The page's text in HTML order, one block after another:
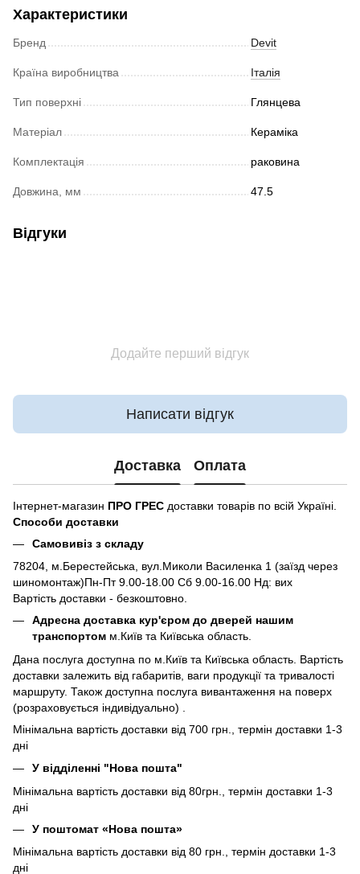
Характеристики
Бренд Devit
Країна виробництва Італія
Тип поверхні Глянцева
Матеріал Кераміка
Комплектація раковина
Довжина, мм 47.5
Відгуки
Додайте перший відгук
Написати відгук
Доставка Оплата
Інтернет-магазин ПРО ГРЕС доставки товарів по всій Україні.
Способи доставки
Самовивіз з складу
78204, м.Берестейська, вул.Миколи Василенка 1 (заїзд через
шиномонтаж)Пн-Пт 9.00-18.00 Сб 9.00-16.00 Нд: вих
Вартість доставки - безкоштовно.
Адресна доставка кур'єром до дверей нашим
транспортом м.Київ та Київська область.
Дана послуга доступна по м.Київ та Київська область. Вартість
доставки залежить від габаритів, ваги продукції та тривалості
маршруту. Також доступна послуга вивантаження на поверх
(розраховується індивідуально) .
Мінімальна вартість доставки від 700 грн., термін доставки 1-3
дні
У відділенні "Нова пошта"
Мінімальна вартість доставки від 80грн., термін доставки 1-3
дні
У поштомат «Нова пошта»
Мінімальна вартість доставки від 80 грн., термін доставки 1-3
дні